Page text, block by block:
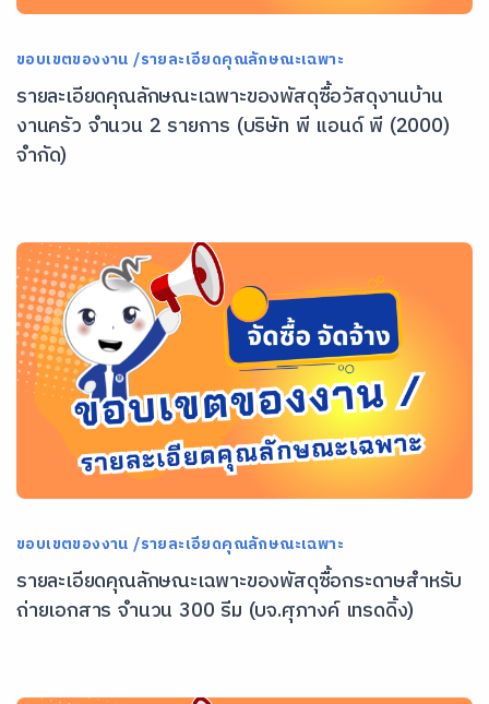
ขอบเขตของงาน /รายละเอียดคุณลักษณะเฉพาะ
รายละเอียดคุณลักษณะเฉพาะของพัสดุซื้อวัสดุงานบ้าน
งานครัว จำนวน 2 รายการ (บริษัท พี แอนด์ พี (2000)
จำกัด)
ขอบเขตของงาน /รายละเอียดคุณลักษณะเฉพาะ
รายละเอียดคุณลักษณะเฉพาะของพัสดุซื้อกระดาษสำหรับ
ถ่ายเอกสาร จำนวน 300 รีม (บจ.ศุภางค์ เทรดดิ้ง)